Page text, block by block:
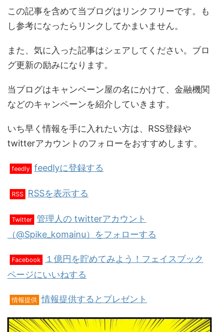
この記事を含めて当ブログはリンクフリーです。も
し参考になったらリンクしてかまいません。
また、気に入った記事はシェアしてください。ブロ
グ更新の励みになります。
当ブログはキャンペーン屋の名にかけて、金融機関
などのキャンペーンを紹介していきます。
いち早く情報を手に入れたい方は、RSS登録や
twitterアカウントのフォローをおすすめします。
feedly feedlyに登録する
RSS RSSを表示する
Twitter 管理人の twitterアカウント
（@Spike_komainu）をフォローする
Facebook
１億円を貯めてみよう！フェイスブック
ページにいいねする
情報提供 情報提供するとプレゼント